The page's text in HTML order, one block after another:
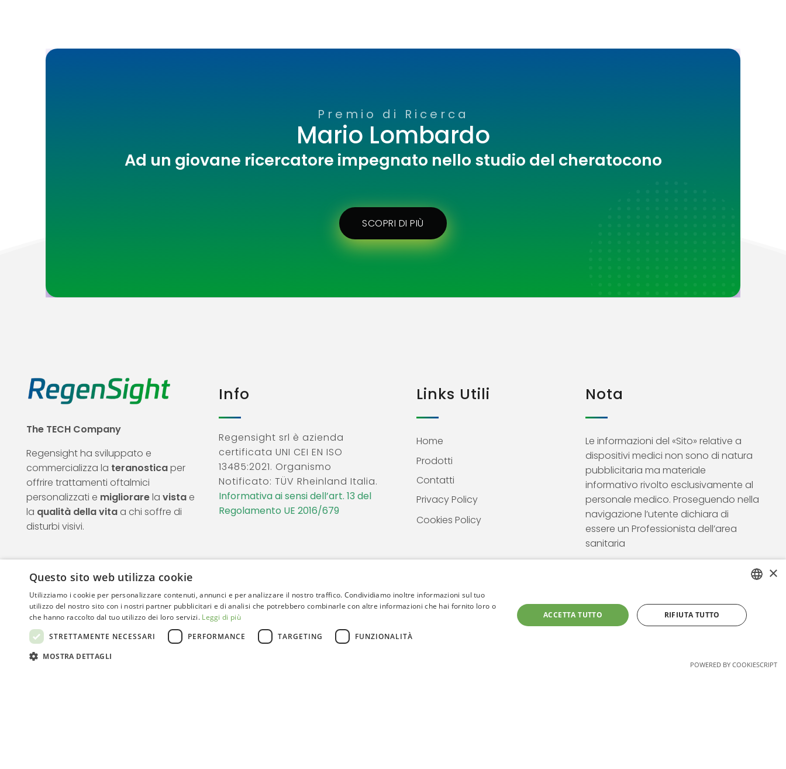
Premio di Ricerca
Mario Lombardo
Ad un giovane ricercatore impegnato nello studio del cheratocono
SCOPRI DI PIÙ
The TECH Company
Regensight ha sviluppato e
commercializza la teranosticaper
offrire trattamenti oftalmici
personalizzati e migliorarela vista e
la qualità della vita a chi soffre di
disturbi visivi.
Info
Regensight srl è azienda
certificata UNI CEI EN ISO
13485:2021. Organismo
Notificato: TÜV Rheinland Italia.
Informativa ai sensi dell’art. 13 del
Regolamento UE 2016/679
Links Utili
Home
Prodotti
Contatti
Privacy Policy
Cookies Policy
Nota
Le informazioni del «Sito» relative a
dispositivi medici non sono di natura
pubblicitaria ma materiale
informativo rivolto esclusivamente al
personale medico. Proseguendo nella
navigazione l’utente dichiara di
essere un Professionista dell’area
sanitaria
© 2026. Regensight | Creative Web Design By Arkomedia
ITALIAN
ENGLISH
×
Questo sito web utilizza cookie
Utilizziamo i cookie per personalizzare contenuti, annunci e per analizzare il nostro traffico. Condividiamo inoltre informazioni sul tuo
utilizzo del nostro sito con i nostri partner pubblicitari e di analisi che potrebbero combinarle con altre informazioni che hai fornito loro o
che hanno raccolto dal tuo utilizzo dei loro servizi. Leggi di più
STRETTAMENTE NECESSARI
PERFORMANCE TARGETING FUNZIONALITÀ
MOSTRA DETTAGLI
ACCETTA TUTTO RIFIUTA TUTTO
POWERED BY COOKIESCRIPT